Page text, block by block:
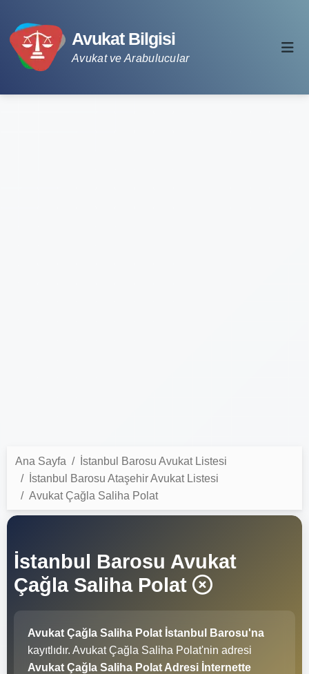
Avukat Bilgisi
Avukat ve Arabulucular
Ana Sayfa
İstanbul Barosu Avukat Listesi
İstanbul Barosu Ataşehir Avukat Listesi
Avukat Çağla Saliha Polat
İstanbul Barosu Avukat
Çağla Saliha Polat
Avukat Çağla Saliha Polat İstanbul Barosu'na
kayıtlıdır. Avukat Çağla Saliha Polat'nin adresi
Avukat Çağla Saliha Polat Adresi İnternette